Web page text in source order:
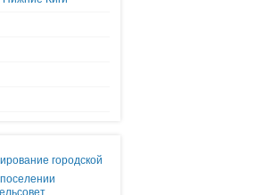
городской